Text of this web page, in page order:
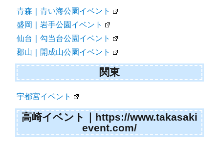
青森｜青い海公園イベント
盛岡｜岩手公園イベント
仙台｜勾当台公園イベント
郡山｜開成山公園イベント
関東
宇都宮イベント
高崎イベント｜https://www.takasaki
event.com/